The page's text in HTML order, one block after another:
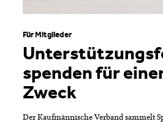
spenden für
Zweck
Für Mitglieder
Der Kaufmännische Verband sammelt